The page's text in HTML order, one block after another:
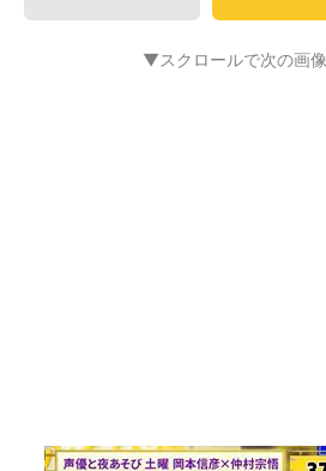
▼スクロールで次の画